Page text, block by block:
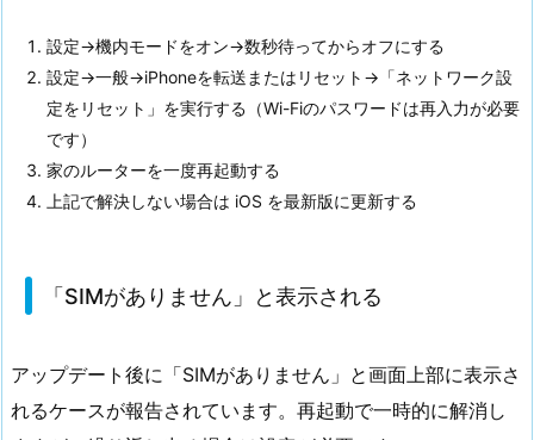
設定→機内モードをオン→数秒待ってからオフにする
設定→一般→iPhoneを転送またはリセット→「ネットワーク設
定をリセット」を実行する（Wi-Fiのパスワードは再入力が必要
です）
家のルーターを一度再起動する
上記で解決しない場合は iOS を最新版に更新する
「SIMがありません」と表示される
アップデート後に「SIMがありません」と画面上部に表示さ
れるケースが報告されています。再起動で一時的に解消し